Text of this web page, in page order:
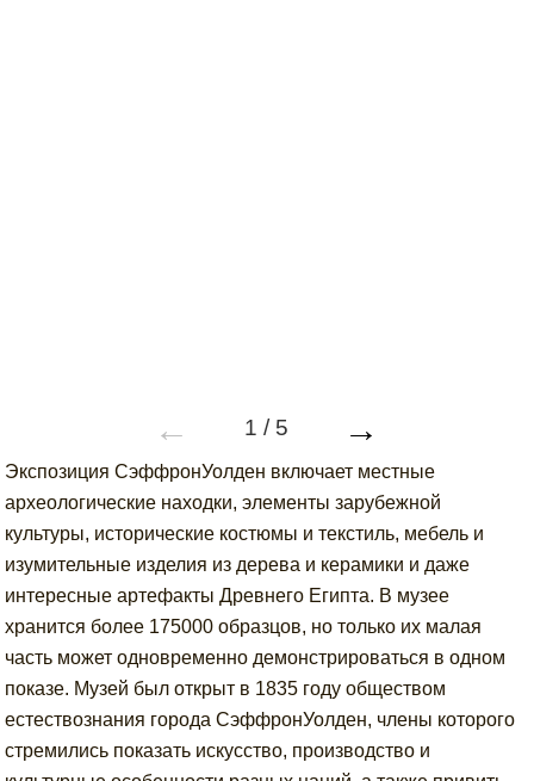
← 1 / 5 →
Экспозиция СэффронУолден включает местные
археологические находки, элементы зарубежной
культуры, исторические костюмы и текстиль, мебель и
изумительные изделия из дерева и керамики и даже
интересные артефакты Древнего Египта. В музее
хранится более 175000 образцов, но только их малая
часть может одновременно демонстрироваться в одном
показе. Музей был открыт в 1835 году обществом
естествознания города СэффронУолден, члены которого
стремились показать искусство, производство и